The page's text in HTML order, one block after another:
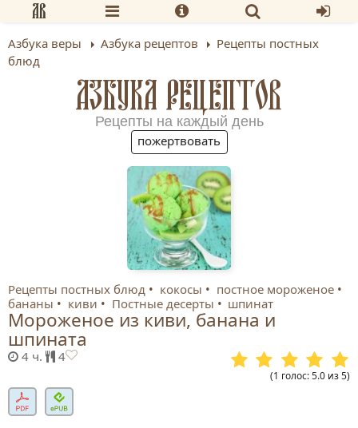
Азбука веры Азбука рецептов
Рецепты постных
блюд
АЗБУКА РЕЦЕПТОВ
Рецепты на каждый день
пожертвовать
Рецепты постных блюд кокосы
постное мороженое
бананы
киви Постные десерты шпинат
Мороженое из киви, банана и
шпината
4 ч. 4
(1 голос:5.0 из5)